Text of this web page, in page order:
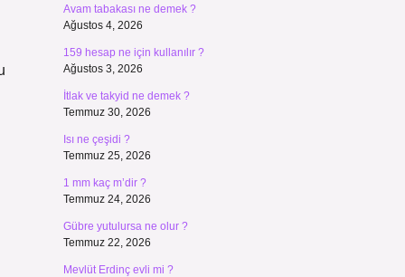
Avam tabakası ne demek ?
Ağustos 4, 2026
159 hesap ne için kullanılır ?
Ağustos 3, 2026
İtlak ve takyid ne demek ?
Temmuz 30, 2026
Isı ne çeşidi ?
Temmuz 25, 2026
1 mm kaç m’dir ?
Temmuz 24, 2026
Gübre yutulursa ne olur ?
Temmuz 22, 2026
Mevlüt Erdinç evli mi ?